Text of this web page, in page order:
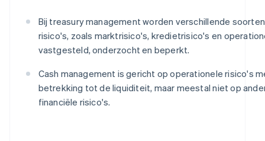
Bij treasury management worden verschillende
risico's, zoals marktrisico's, kredietrisico's en
vastgesteld, onderzocht en beperkt.
Cash management is gericht op operationele risico's
betrekking tot de liquiditeit, maar meestal niet op
financiële risico's.